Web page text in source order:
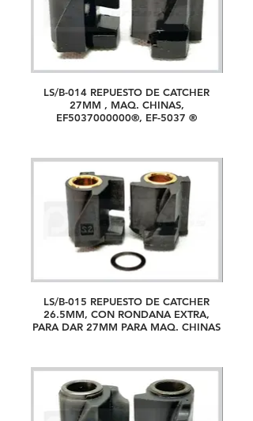
LS/B-014 REPUESTO DE CATCHER
27MM , MAQ. CHINAS,
EF5037000000®, EF-5037 ®
LS/B-015 REPUESTO DE CATCHER
26.5MM, CON RONDANA EXTRA,
PARA DAR 27MM PARA MAQ. CHINAS